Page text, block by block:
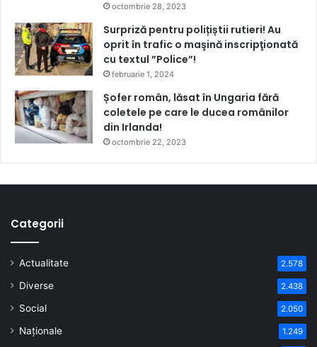
octombrie 28, 2023
Surpriză pentru polițiștii rutieri! Au
oprit în trafic o maşină inscripţionată
cu textul ”Police”!
februarie 1, 2024
Șofer român, lăsat în Ungaria fără
coletele pe care le ducea românilor
din Irlanda!
octombrie 22, 2023
Categorii
Actualitate 2.578
Diverse 2.438
Social 2.050
Naționale 1.249